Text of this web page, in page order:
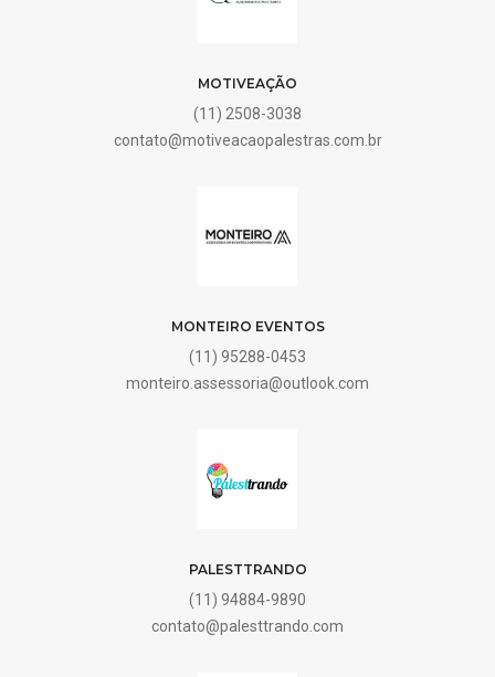
MOTIVEAÇÃO
(11) 2508-3038
contato@motiveacaopalestras.com.br
MONTEIRO EVENTOS
(11) 95288-0453
monteiro.assessoria@outlook.com
PALESTTRANDO
(11) 94884-9890
contato@palesttrando.com